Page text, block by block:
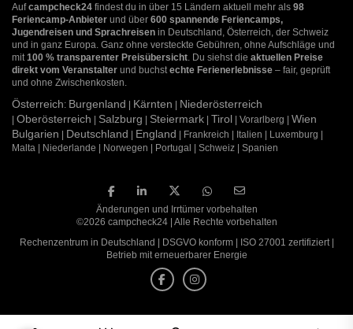
Aufcampcheck24 findest du in über 15 Ländern aktuell mehr als 98
Feriencamp-Anbieter und über 600 spannende Feriencamps,
Jugendreisen und Sprachreisen in Deutschland, Österreich, der Schweiz
und in ganz Europa. Ganz ohne versteckte Gebühren, ohne Aufschläge und
mit100 % transparenter Preisübersicht. Du siehst die aktuellen Preise
direkt vom Veranstalter und buchstechte Ferienerlebnisse – fair, geprüft
und ohne Zwischenkosten.
Österreich: Burgenland Kärnten Niederösterreich
Oberösterreich Salzburg Steiermark Tirol | Vorarlberg | Wien
Bulgarien
Deutschland England | Frankreich | Italien | Luxemburg |
Malta | Niederlande | Norwegen | Portugal | Schweiz | Spanien
Änderungen und Irrtümer vorbehalten
©2026 campcheck24 | Alle Rechte vorbehalten
Rechenzentrum in Deutschland | DSGVO konform | ISO 27001 zertifiziert |
Betrieb mit erneuerbarer Energie